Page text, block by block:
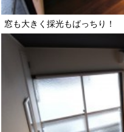
窓も大きく採光もばっちり！